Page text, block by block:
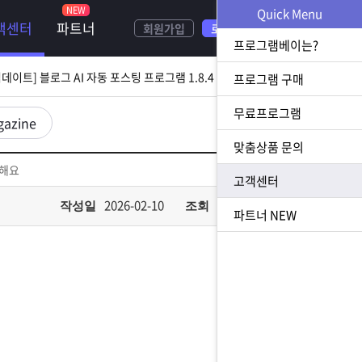
센터 파트너 회원가입 로그인
[ 2026.08.05 업데이트] 스토어 사업자 디비 추출 프로그램 1.5.9 업데이트
[ 2026.07.31 업데이트] 블로그 AI 자동 포스팅 프로그램 1.8.4 업데이트
이트] N사 쪽지 자동 발송 프로그램 1.3.0 업데이트
[ 2026.07.23 업데이트] 황금 키워드 수집 추출 프로그램 1.1.8 업데이트
요
작성일 2026-02-10 조회
Quick Menu
프로그램베이는?
프로그램 구매
무료프로그램
맞춤상품 문의
고객센터
파트너 NEW